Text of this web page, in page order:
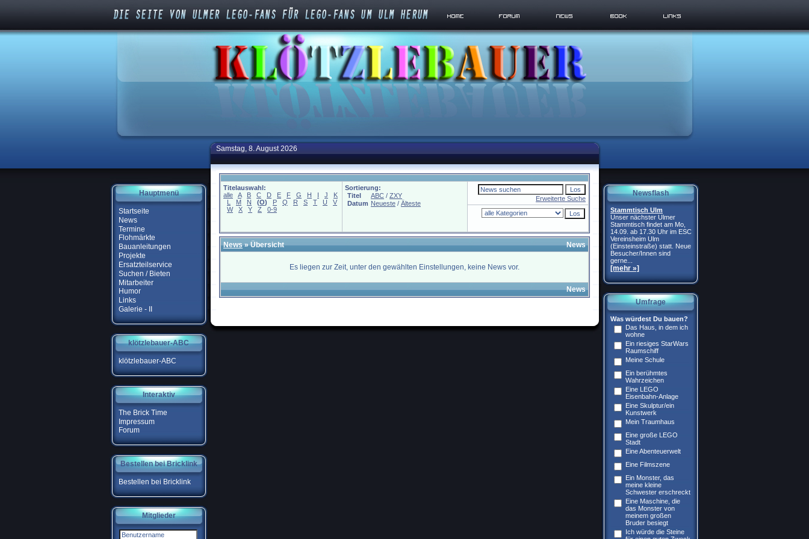
Hauptmenü
Startseite
News
Termine
Flohmärkte
Bauanleitungen
Projekte
Ersatzteilservice
Suchen / Bieten
Mitarbeiter
Humor
Links
Galerie - II
klötzlebauer-ABC
klötzlebauer-ABC
Interaktiv
The Brick Time
Impressum
Forum
Bestellen bei Bricklink
Bestellen bei Bricklink
Mitglieder
Samstag, 8. August 2026
Titelauswahl:
alle
A B C D E F G H I J
K
L
M N (O) P Q R S T U
V
W
X Y Z 0-9
Sortierung:
Titel
ABC / ZXY
Datum Neueste / Älteste
Erweiterte Suche
News» Übersicht News
Es liegen zur Zeit, unter den gewählten Einstellungen, keine News vor.
News
Newsflash
Stammtisch Ulm
Unser nächster Ulmer
Stammtisch findet am Mo,
14.09. ab 17.30 Uhr im ESC
Vereinsheim Ulm
(Einsteinstraße) statt. Neue
Besucher/Innen sind
gerne...
[mehr »]
Umfrage
Was würdest Du bauen?
Das Haus, in dem ich
wohne
Ein riesiges StarWars
Raumschiff
Meine Schule
Ein berühmtes
Wahrzeichen
Eine LEGO
Eisenbahn-Anlage
Eine Skulptur/ein
Kunstwerk
Mein Traumhaus
Eine große LEGO
Stadt
Eine Abenteuerwelt
Eine Filmszene
Ein Monster, das
meine kleine
Schwester erschreckt
Eine Maschine, die
das Monster von
meinem großen
Bruder besiegt
Ich würde die Steine